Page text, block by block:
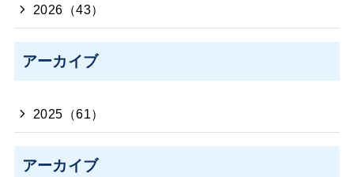
2026（43）
アーカイブ
2025（61）
アーカイブ